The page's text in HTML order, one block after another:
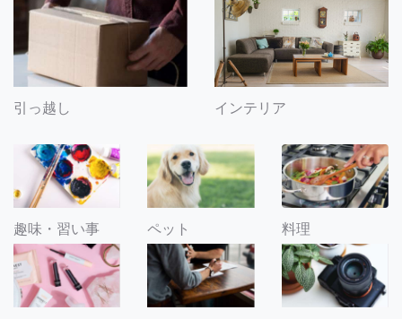
引っ越し インテリア
趣味・習い事 ペット 料理